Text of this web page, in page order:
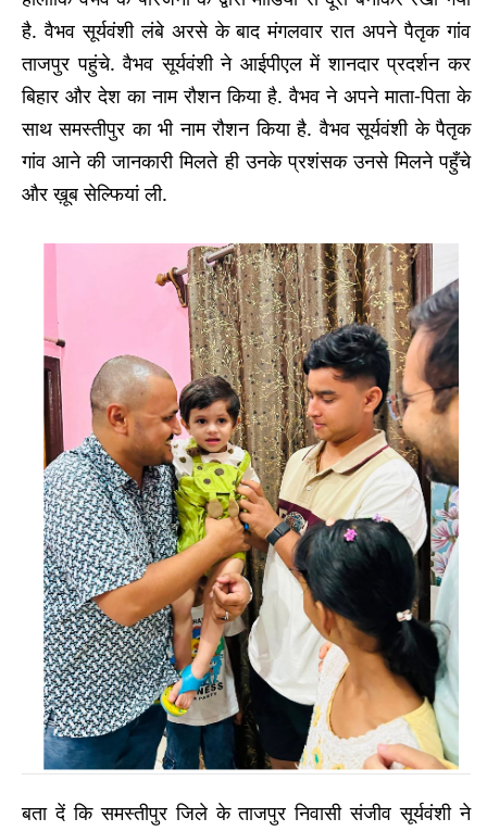
है. वैभव सूर्यवंशी लंबे अरसे के बाद मंगलवार रात अपने पैतृक गांव
ताजपुर पहुंचे. वैभव सूर्यवंशी ने आईपीएल में शानदार प्रदर्शन कर
बिहार और देश का नाम रौशन किया है. वैभव ने अपने माता-पिता के
साथ समस्तीपुर का भी नाम रौशन किया है. वैभव सूर्यवंशी के पैतृक
गांव आने की जानकारी मिलते ही उनके प्रशंसक उनसे मिलने पहुँचे
और ख़ूब सेल्फियां ली.
बता दें कि समस्तीपुर जिले के ताजपुर निवासी संजीव सूर्यवंशी ने